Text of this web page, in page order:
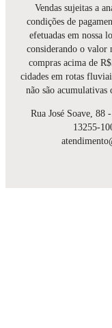
Vendas sujeitas a
condições de
efetuadas em nossa
considerando o valor
compras acima de
cidades em rotas
não são acumulativas
Rua José Soave, 88
13255-